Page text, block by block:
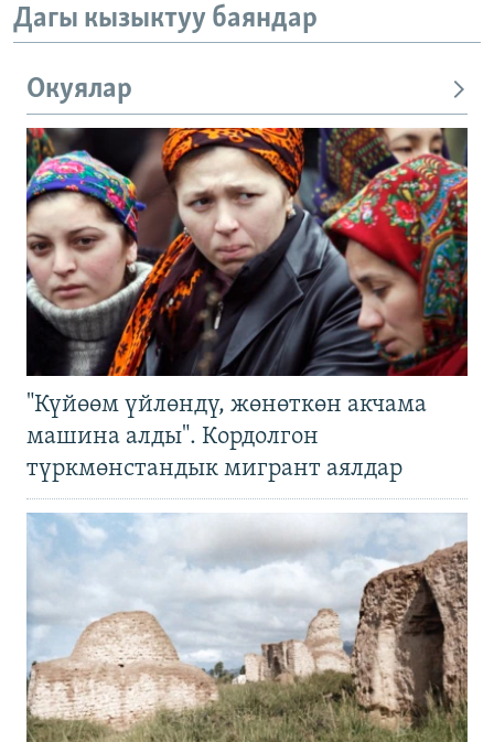
Дагы кызыктуу баяндар
Окуялар
"Күйөөм үйлөндү, жөнөткөн акчама
машина алды". Кордолгон
түркмөнстандык мигрант аялдар